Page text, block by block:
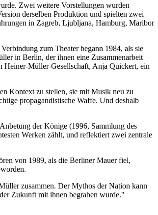
Zwei weitere Vorstellungen wurden
derselben Produktion und spielten zwei
in Zagreb, Ljubljana, Hamburg, Maribor
zum Theater begann 1984, als sie
in Berlin, der ihnen eine Zusammenarbeit
Heiner-Müller-Gesellschaft, Anja Quickert, ein
Kontext zu stellen, sie mit Musik neu zu
propagandistische Waffe. Und deshalb
der Könige (1996, Sammlung des
Werken zählt, und reflektiert zwei zentrale
von 1989, als die Berliner Mauer fiel,
zusammen. Der Mythos der Nation kann
Zukunft mit ihnen begraben wurde."